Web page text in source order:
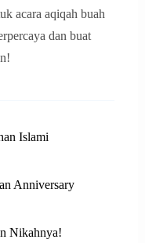
acara aqiqah buah
dan buat
Islami
Anniversary
Nikahnya!